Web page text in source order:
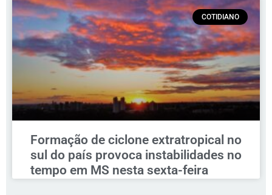
COTIDIANO
Formação de ciclone extratropical no
sul do país provoca instabilidades no
tempo em MS nesta sexta-feira